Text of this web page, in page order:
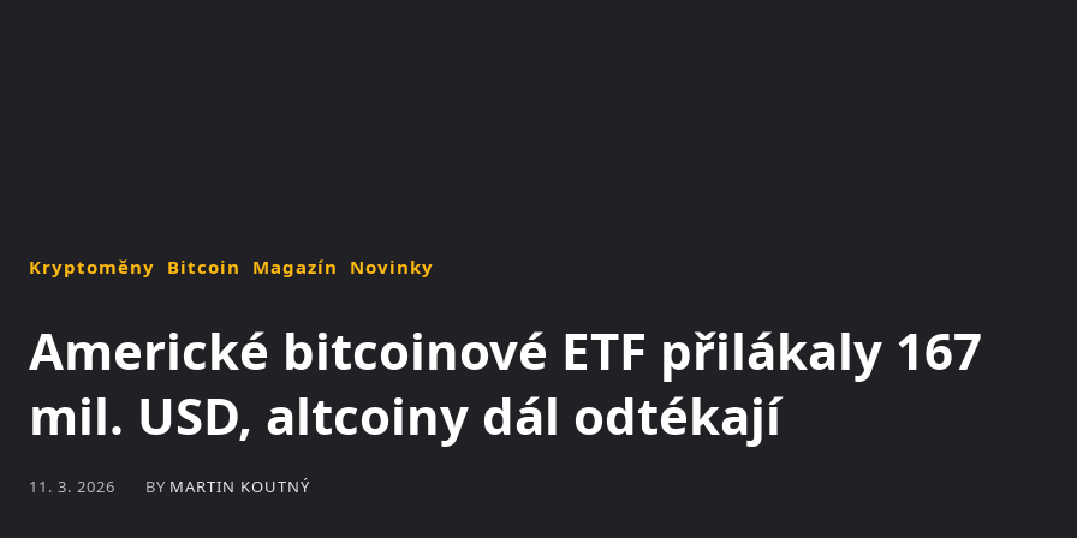
Kryptoměny Bitcoin Magazín Novinky
Americké bitcoinové ETF přilákaly 167
mil. USD, altcoiny dál odtékají
11. 3. 2026 BY MARTIN KOUTNÝ